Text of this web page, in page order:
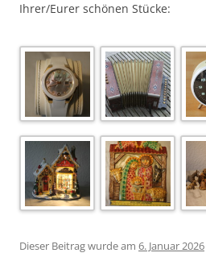
Ihrer/Eurer schönen Stücke:
Dieser Beitrag wurde am 6. Januar 2026